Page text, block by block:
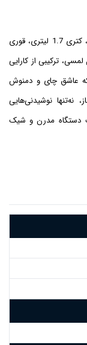
چای ساز گوسونیک مدل GST-769 با توان 2000 وات، کتری 1.7 لیتری، قوری
لمسی، ترکیبی از کارایی
که عاشق چای و دمنوش
نه‌تنها نوشیدنی‌هایی
دستگاه مدرن و شیک